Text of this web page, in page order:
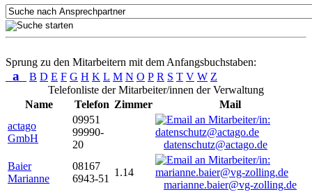
Sprung zu den Mitarbeitern mit dem Anfangsbuchstaben:
a B D E F G H K L M N O P R S T V W Z
Telefonliste der Mitarbeiter/innen der Verwaltung
Name
Telefon Zimmer
Mail
actago
GmbH
09951
99990-
20
datenschutz@actago.de
Baier
Marianne
08167
6943-51
1.14
marianne.baier@vg-zolling.de